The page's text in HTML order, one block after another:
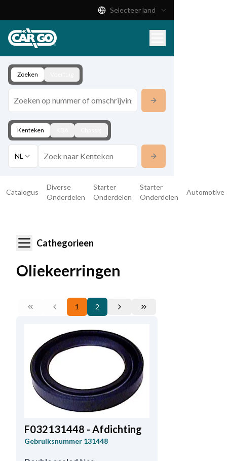
Download
Contact
Selecteer land
Zoeken
Kenteken
NL
Catalogus
Diverse
Onderdelen
Starter
Onderdelen
Starter
Onderdelen
Automotive
Cathegorieen
Oliekeerringen
1 2
F032131448 - Afdichting
Gebruiksnummer 131448